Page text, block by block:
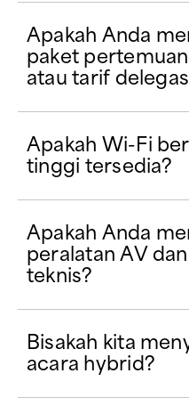
Apakah Anda
paket
atau tarif
Apakah Wi-Fi
tinggi tersedia?
Apakah Anda
peralatan AV
teknis?
Bisakah kita
acara hybrid?